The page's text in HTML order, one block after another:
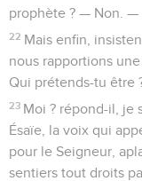
prophète ? — Non. —
22 Mais enfin,
nous rapportions
Qui prétends-tu être
23 Moi ? répond-il, je
Ésaïe, la voix qui
pour le Seigneur,
sentiers tout droits